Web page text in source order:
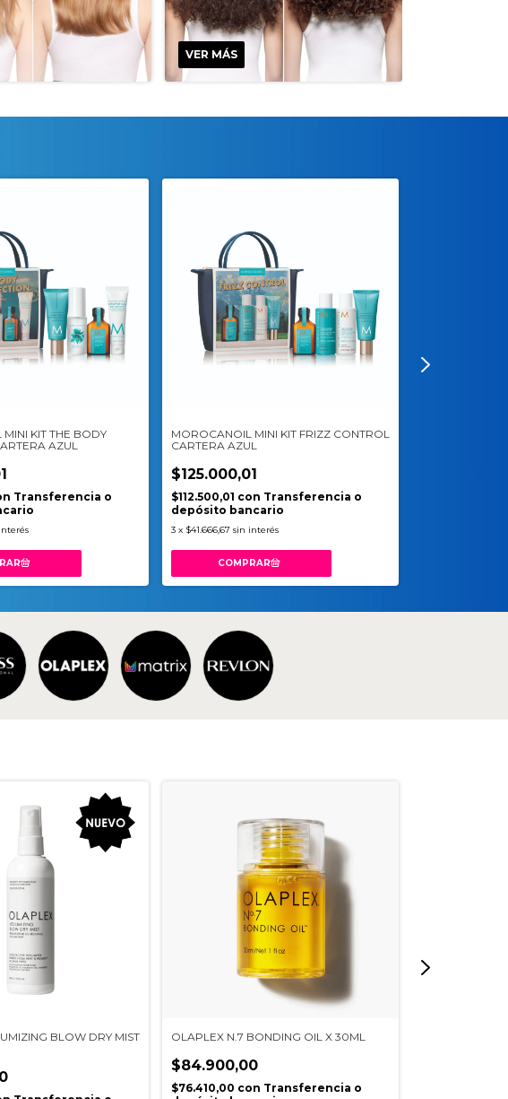
VER MÁS
KIT THE BODY
AZUL
Transferencia o
MOROCANOIL MINI KIT FRIZZ CONTROL
CARTERA AZUL
$125.000,01
$112.500,01 con Transferencia o
depósito bancario
3 x $41.666,67 sin interés
BLOW DRY MIST
OLAPLEX N.7 BONDING OIL X 30ML
$84.900,00
$76.410,00 con Transferencia o